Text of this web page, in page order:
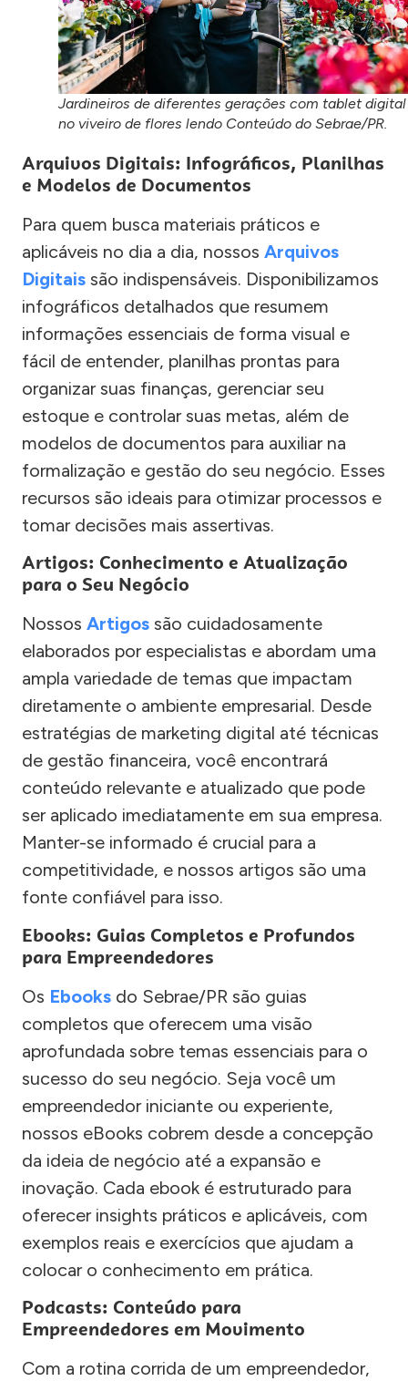
Jardineiros de diferentes gerações com tablet digital
no viveiro de flores lendo Conteúdo do Sebrae/PR.
Arquivos Digitais: Infográficos, Planilhas
e Modelos de Documentos
Para quem busca materiais práticos e
aplicáveis no dia a dia, nossos Arquivos
Digitais são indispensáveis. Disponibilizamos
infográficos detalhados que resumem
informações essenciais de forma visual e
fácil de entender, planilhas prontas para
organizar suas finanças, gerenciar seu
estoque e controlar suas metas, além de
modelos de documentos para auxiliar na
formalização e gestão do seu negócio. Esses
recursos são ideais para otimizar processos e
tomar decisões mais assertivas.
Artigos: Conhecimento e Atualização
para o Seu Negócio
Nossos Artigos são cuidadosamente
elaborados por especialistas e abordam uma
ampla variedade de temas que impactam
diretamente o ambiente empresarial. Desde
estratégias de marketing digital até técnicas
de gestão financeira, você encontrará
conteúdo relevante e atualizado que pode
ser aplicado imediatamente em sua empresa.
Manter-se informado é crucial para a
competitividade, e nossos artigos são uma
fonte confiável para isso.
Ebooks: Guias Completos e Profundos
para Empreendedores
Os Ebooks do Sebrae/PR são guias
completos que oferecem uma visão
aprofundada sobre temas essenciais para o
sucesso do seu negócio. Seja você um
empreendedor iniciante ou experiente,
nossos eBooks cobrem desde a concepção
da ideia de negócio até a expansão e
inovação. Cada ebook é estruturado para
oferecer insights práticos e aplicáveis, com
exemplos reais e exercícios que ajudam a
colocar o conhecimento em prática.
Podcasts: Conteúdo para
Empreendedores em Movimento
Com a rotina corrida de um empreendedor,